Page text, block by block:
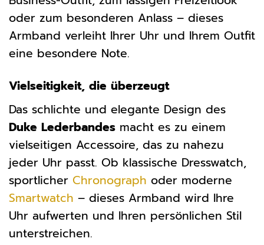
oder zum besonderen Anlass – dieses
Armband verleiht Ihrer Uhr und Ihrem Outfit
eine besondere Note.
Vielseitigkeit, die überzeugt
Das schlichte und elegante Design des
Duke Lederbandes macht es zu einem
vielseitigen Accessoire, das zu nahezu
jeder Uhr passt. Ob klassische Dresswatch,
sportlicher Chronograph oder moderne
Smartwatch – dieses Armband wird Ihre
Uhr aufwerten und Ihren persönlichen Stil
unterstreichen.